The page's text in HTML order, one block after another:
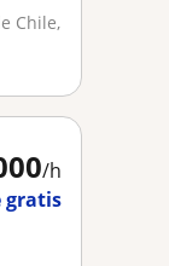
Chile,
/h
gratis